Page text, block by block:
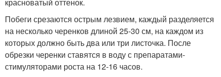
красноватый оттенок.
Побеги срезаются острым лезвием, каждый разделяется
на несколько черенков длиной 25-30 см, на каждом из
которых должно быть два или три листочка. После
обрезки черенки ставятся в воду с препаратами-
стимуляторами роста на 12-16 часов.